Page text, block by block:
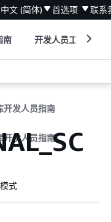
中文 (简体) 首选项 联系
南 开发人员工具
开发人员指南
开发人员指南
式